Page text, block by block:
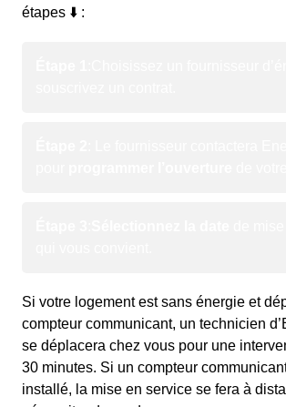
étapes ⬇️ :
Si votre logement est sans énergie et
compteur communicant, un technicien
se déplacera chez vous pour une
30 minutes. Si un compteur
installé, la mise en service se fera à